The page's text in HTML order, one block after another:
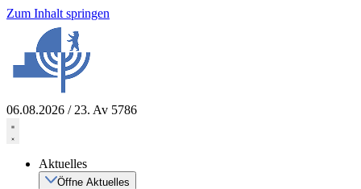
Zum Inhalt springen
06.08.2026 / 23. Av 5786
Aktuelles
Öffne Aktuelles